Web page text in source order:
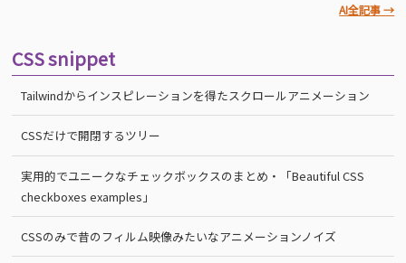
AI全記事 →
CSS snippet
Tailwindからインスピレーションを得たスクロールアニメーション
CSSだけで開閉するツリー
実用的でユニークなチェックボックスのまとめ・「Beautiful CSS
checkboxes examples」
CSSのみで昔のフィルム映像みたいなアニメーションノイズ